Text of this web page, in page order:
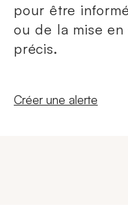
pour être
ou de la mise
précis.
Nouvelle fenêtre
Créer une alerte